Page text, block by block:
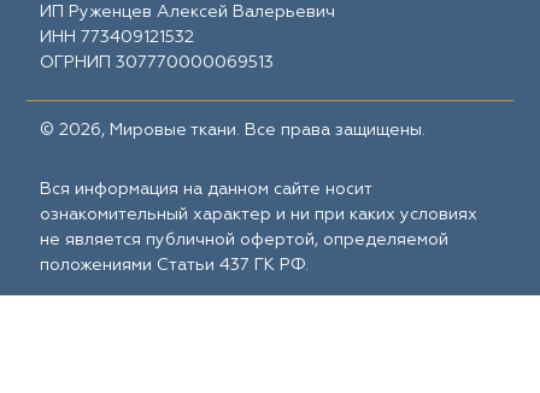
ИП Руженцев Алексей Валерьевич
ИНН 773409121532
ОГРНИП 307770000069513
© 2026, Мировые ткани. Все права защищены.
Вся информация на данном сайте носит
ознакомительный характер и ни при каких условиях
не является публичной офертой, определяемой
положениями Статьи 437 ГК РФ.